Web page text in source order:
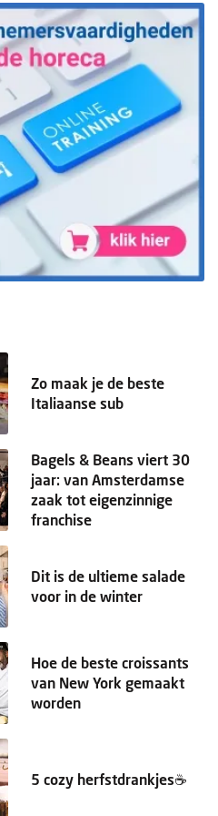
Zo maak je de beste
Italiaanse sub
Bagels & Beans viert 30
jaar: van Amsterdamse
zaak tot eigenzinnige
franchise
Dit is de ultieme salade
voor in de winter
Hoe de beste croissants
van New York gemaakt
worden
5 cozy herfstdrankjes☕️